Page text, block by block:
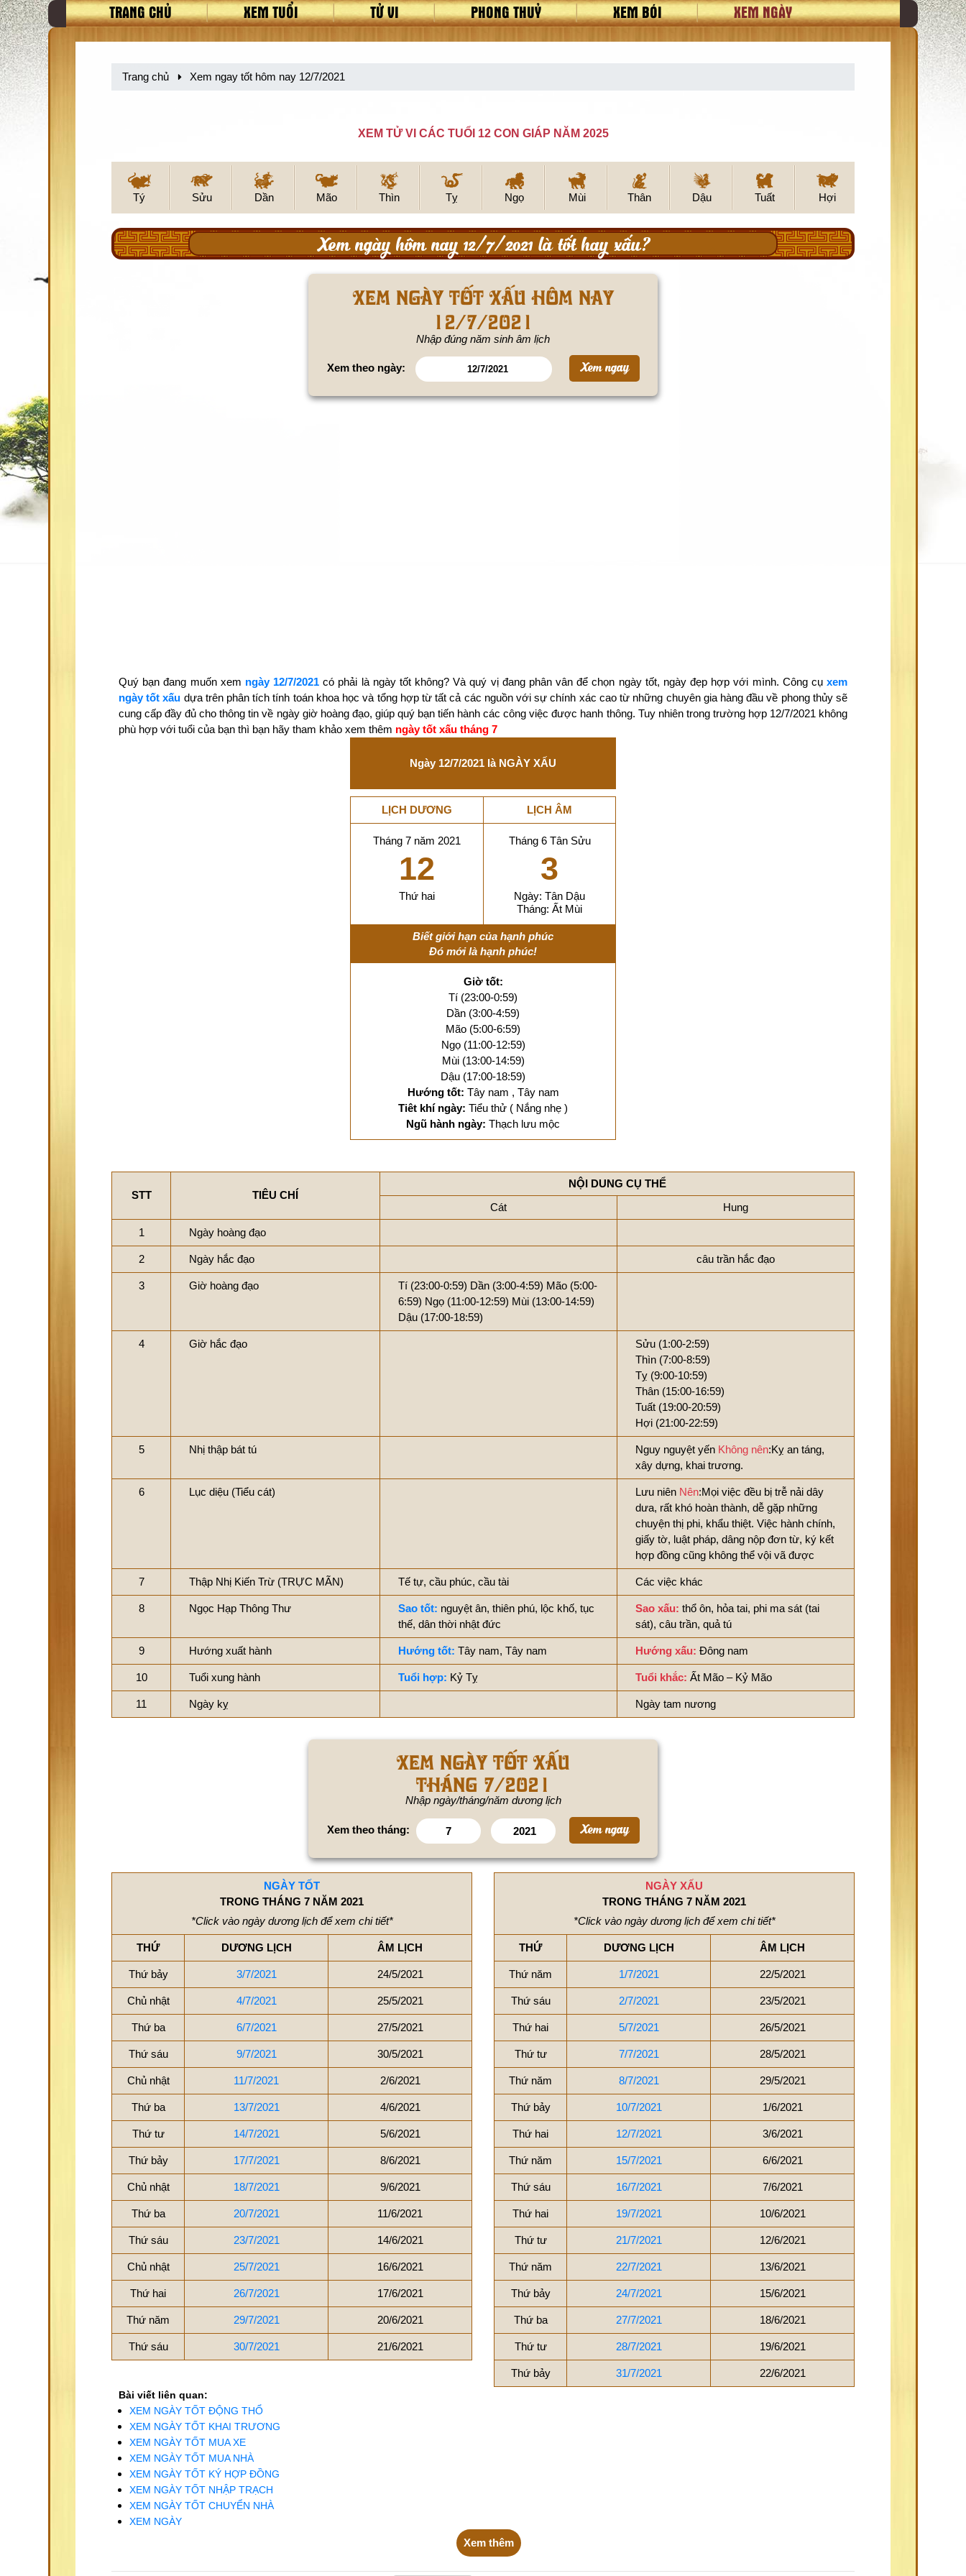
TRANG CHỦ XEM TUỔI TỬ VI PHONG THUỶ XEM BÓI XEM NGÀY
Trang chủ Xem ngay tốt hôm nay 12/7/2021
XEM TỬ VI CÁC TUỔI 12 CON GIÁP NĂM 2025
Tý Sửu Dần Mão Thìn Tỵ Ngọ Mùi Thân Dậu Tuất Hợi
Xem ngày hôm nay 12/7/2021 là tốt hay xấu?
Xem ngày tốt xấu hôm nay
12/7/2021
Nhập đúng năm sinh âm lịch
Xem theo ngày:
Quý bạn đang muốn xem ngày 12/7/2021 có phải là ngày tốt không? Và quý vị đang phân vân để chọn ngày tốt, ngày đẹp hợp với mình. Công cụxem
ngày tốt xấu dựa trên phân tích tính toán khoa học và tổng hợp từ tất cả các nguồn với sự chính xác cao từ những chuyên gia hàng đầu về phong thủy sẽ
cung cấp đầy đủ cho thông tin về ngày giờ hoàng đạo, giúp quý bạn tiến hành các công việc được hanh thông. Tuy nhiên trong trường hợp 12/7/2021 không
phù hợp với tuổi của bạn thì bạn hãy tham khảo xem thêm ngày tốt xấu tháng 7
Ngày 12/7/2021 là NGÀY XẤU
LỊCH DƯƠNG LỊCH ÂM
Tháng 7 năm 2021
12
Thứ hai
Tháng 6 Tân Sửu
3
Ngày: Tân Dậu
Tháng: Ất Mùi
Biết giới hạn của hạnh phúc
Đó mới là hạnh phúc!
Giờ tốt:
Tí (23:00-0:59)
Dần (3:00-4:59)
Mão (5:00-6:59)
Ngọ (11:00-12:59)
Mùi (13:00-14:59)
Dậu (17:00-18:59)
Hướng tốt: Tây nam , Tây nam
Tiêt khí ngày: Tiểu thử ( Nắng nhẹ )
Ngũ hành ngày: Thạch lưu mộc
STT TIÊU CHÍ
NỘI DUNG CỤ THỂ
Cát
Hung
1 Ngày hoàng đạo
2 Ngày hắc đạo câu trần hắc đạo
3 Giờ hoàng đạo Tí (23:00-0:59) Dần (3:00-4:59) Mão (5:00-
6:59) Ngọ (11:00-12:59) Mùi (13:00-14:59)
Dậu (17:00-18:59)
4 Giờ hắc đạo
Sửu (1:00-2:59)
Thìn (7:00-8:59)
Tỵ (9:00-10:59)
Thân (15:00-16:59)
Tuất (19:00-20:59)
Hợi (21:00-22:59)
5 Nhị thập bát tú Nguy nguyệt yến Không nên:Kỵ an táng,
xây dựng, khai trương.
6 Lục diệu (Tiểu cát) Lưu niên Nên:Mọi việc đều bị trễ nải dây
dưa, rất khó hoàn thành, dễ gặp những
chuyện thị phi, khẩu thiệt. Việc hành chính,
giấy tờ, luật pháp, dâng nộp đơn từ, ký kết
hợp đồng cũng không thể vội vã được
7 Thập Nhị Kiến Trừ (TRỰC MÃN) Tế tự, cầu phúc, cầu tài Các việc khác
8 Ngọc Hạp Thông Thư Sao tốt: nguyệt ân, thiên phú, lộc khố, tục
thế, dân thời nhật đức
Sao xấu: thổ ôn, hỏa tai, phi ma sát (tai
sát), câu trần, quả tú
9 Hướng xuất hành Hướng tốt: Tây nam, Tây nam Hướng xấu: Đông nam
10 Tuổi xung hành Tuổi hợp: Kỷ Tỵ Tuổi khắc: Ất Mão – Kỷ Mão
11 Ngày kỵ Ngày tam nương
Xem ngày tốt xấu
tháng 7/2021
Nhập ngày/tháng/năm dương lịch
Xem theo tháng:
NGÀY TỐT
TRONG THÁNG 7 NĂM 2021
*Click vào ngày dương lịch để xem chi tiết*
THỨ DƯƠNG LỊCH ÂM LỊCH
Thứ bảy 3/7/2021 24/5/2021
Chủ nhật 4/7/2021 25/5/2021
Thứ ba 6/7/2021 27/5/2021
Thứ sáu 9/7/2021 30/5/2021
Chủ nhật 11/7/2021 2/6/2021
Thứ ba 13/7/2021 4/6/2021
Thứ tư 14/7/2021 5/6/2021
Thứ bảy 17/7/2021 8/6/2021
Chủ nhật 18/7/2021 9/6/2021
Thứ ba 20/7/2021 11/6/2021
Thứ sáu 23/7/2021 14/6/2021
Chủ nhật 25/7/2021 16/6/2021
Thứ hai 26/7/2021 17/6/2021
Thứ năm 29/7/2021 20/6/2021
Thứ sáu 30/7/2021 21/6/2021
NGÀY XẤU
TRONG THÁNG 7 NĂM 2021
*Click vào ngày dương lịch để xem chi tiết*
THỨ DƯƠNG LỊCH ÂM LỊCH
Thứ năm 1/7/2021 22/5/2021
Thứ sáu 2/7/2021 23/5/2021
Thứ hai 5/7/2021 26/5/2021
Thứ tư 7/7/2021 28/5/2021
Thứ năm 8/7/2021 29/5/2021
Thứ bảy 10/7/2021 1/6/2021
Thứ hai 12/7/2021 3/6/2021
Thứ năm 15/7/2021 6/6/2021
Thứ sáu 16/7/2021 7/6/2021
Thứ hai 19/7/2021 10/6/2021
Thứ tư 21/7/2021 12/6/2021
Thứ năm 22/7/2021 13/6/2021
Thứ bảy 24/7/2021 15/6/2021
Thứ ba 27/7/2021 18/6/2021
Thứ tư 28/7/2021 19/6/2021
Thứ bảy 31/7/2021 22/6/2021
Bài viết liên quan:
XEM NGÀY TỐT ĐỘNG THỔ
XEM NGÀY TỐT KHAI TRƯƠNG
XEM NGÀY TỐT MUA XE
XEM NGÀY TỐT MUA NHÀ
XEM NGÀY TỐT KÝ HỢP ĐỒNG
XEM NGÀY TỐT NHẬP TRẠCH
XEM NGÀY TỐT CHUYỂN NHÀ
XEM NGÀY
Xem thêm